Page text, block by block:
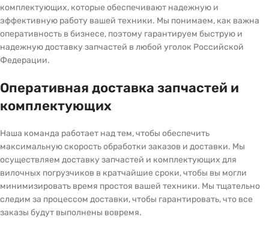
комплектующих, которые обеспечивают надежную и
эффективную работу вашей техники. Мы понимаем, как важна
оперативность в бизнесе, поэтому гарантируем быструю и
надежную доставку запчастей в любой уголок Российской
Федерации.
Оперативная доставка запчастей и
комплектующих
Наша команда работает над тем, чтобы обеспечить
максимальную скорость обработки заказов и доставки. Мы
осуществляем доставку запчастей и комплектующих для
вилочных погрузчиков в кратчайшие сроки, чтобы вы могли
минимизировать время простоя вашей техники. Мы тщательно
следим за процессом доставки, чтобы гарантировать, что все
заказы будут выполнены вовремя.